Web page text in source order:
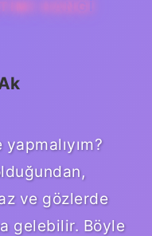
HANGI
ve gözlerde
gelebilir. Böyle